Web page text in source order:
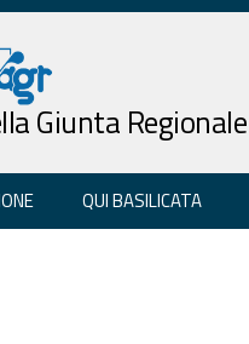
Giunta Regionale
QUI BASILICATA